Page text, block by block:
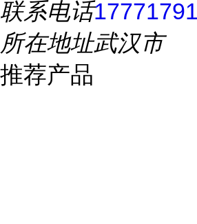
联系电话
所在地址武汉市
推荐产品